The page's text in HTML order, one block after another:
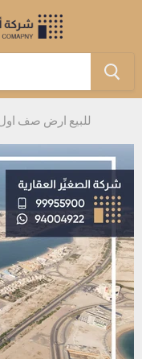
للبيع ارض صف اول